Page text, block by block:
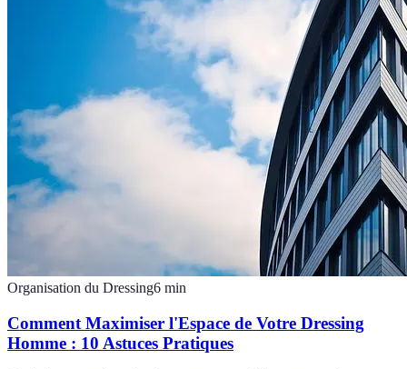
Organisation du Dressing6 min
Comment Maximiser l'Espace de Votre Dressing
Homme : 10 Astuces Pratiques